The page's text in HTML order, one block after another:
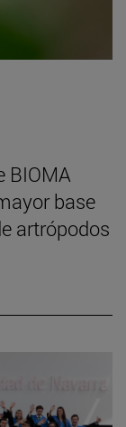
BIOMA
base
artrópodos